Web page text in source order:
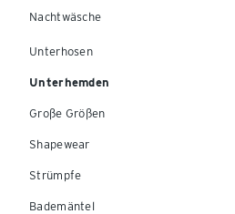
Nachtwäsche
Unterhosen
Unterhemden
Große Größen
Shapewear
Strümpfe
Bademäntel